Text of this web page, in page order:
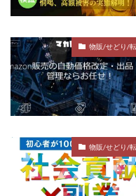
物販/せどり/
物販/せどり/